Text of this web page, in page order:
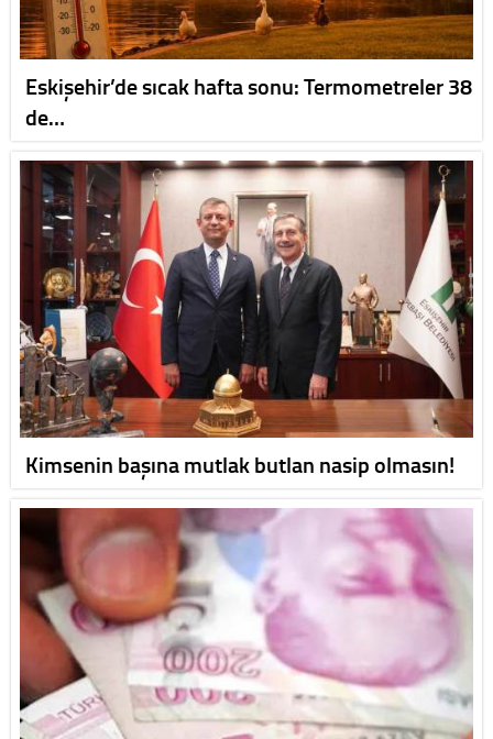
Eskişehir’de sıcak hafta sonu: Termometreler 38
de…
Kimsenin başına mutlak butlan nasip olmasın!